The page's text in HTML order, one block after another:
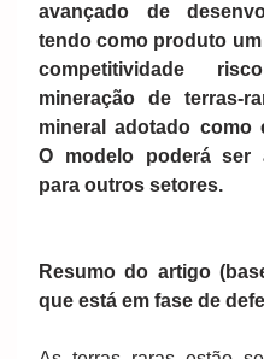
avançado de
tendo como produto
competitividade
mineração de terras-
mineral adotado como
O modelo poderá ser
para outros setores.
Resumo do artigo
que está em fase de